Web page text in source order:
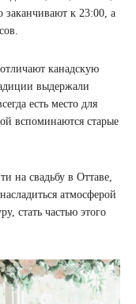
к 23:00, а
канадскую
выдержали
есть место для
вспоминаются старые
на свадьбу в Оттаве,
атмосферой
стать частью этого